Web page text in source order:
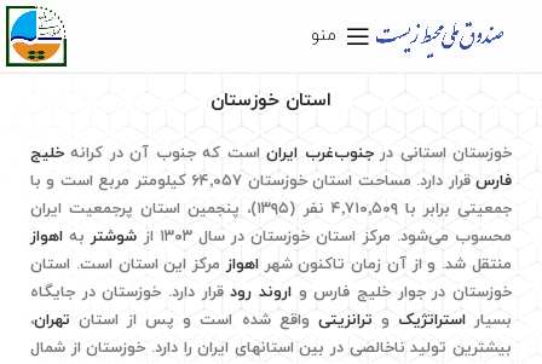
منو
استان خوزستان
خوزستان استانی درجنوب‌غرب ایراناست که جنوب آن در کرانه خلیج
فارس
قرار دارد. مساحت استان خوزستان ۶۴٬۰۵۷ کیلومتر مربع است و با
جمعیتی برابر با ۴٬۷۱۰٬۵۰۹ نفر (۱۳۹۵)، پنجمین استان پرجمعیت ایران
محسوب می‌شود. مرکز استان خوزستان در سال ۱۳۰۳ از
شوشتربه اهواز
منتقل شد. و از آن زمان تاکنون شهراهواز مرکز این استان است. استان
خوزستان در جوار خلیج فارس و اروند رودقرار دارد. خوزستان در جایگاه
بسیاراستراتژیک و ترانزیتی واقع شده است و پس از استان تهران،
بیشترین تولید ناخالصی در بین استان­های ایران را دارد. خوزستان از شمال